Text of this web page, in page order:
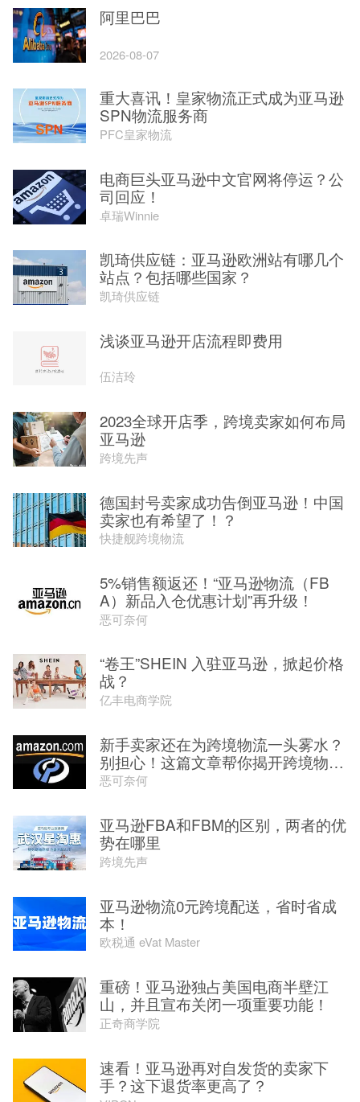
阿里巴巴
2026-08-07
重大喜讯！皇家物流正式成为亚马逊
SPN物流服务商
PFC皇家物流
电商巨头亚马逊中文官网将停运？公
司回应！
卓瑞Winnie
凯琦供应链：亚马逊欧洲站有哪几个
站点？包括哪些国家？
凯琦供应链
浅谈亚马逊开店流程即费用
伍洁玲
2023全球开店季，跨境卖家如何布局
亚马逊
跨境先声
德国封号卖家成功告倒亚马逊！中国
卖家也有希望了！？
快捷舰跨境物流
5%销售额返还！“亚马逊物流（FB
A）新品入仓优惠计划”再升级！
恶可奈何
“卷王”SHEIN 入驻亚马逊，掀起价格
战？
亿丰电商学院
新手卖家还在为跨境物流一头雾水？
别担心！这篇文章帮你揭开跨境物
流...
恶可奈何
亚马逊FBA和FBM的区别，两者的优
势在哪里
跨境先声
亚马逊物流0元跨境配送，省时省成
本！
欧税通 eVat Master
重磅！亚马逊独占美国电商半壁江
山，并且宣布关闭一项重要功能！
正奇商学院
速看！亚马逊再对自发货的卖家下
手？这下退货率更高了？